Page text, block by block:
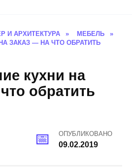
И АРХИТЕКТУРА » МЕБЕЛЬ
»
ЗАКАЗ — НА ЧТО ОБРАТИТЬ
кухни на
обратить
ОПУБЛИКОВАНО
09.02.2019